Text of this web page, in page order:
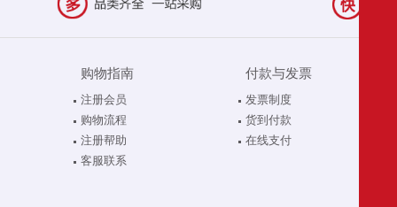
购物指南
注册会员
购物流程
注册帮助
客服联系
付款与发票
发票制度
货到付款
在线支付